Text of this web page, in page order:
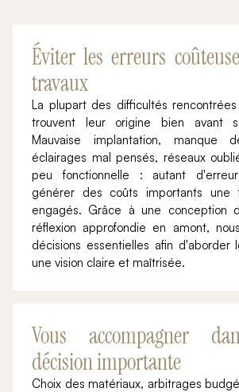
Éviter les erreurs
travaux
La plupart des difficultés
trouvent leur origine bien avant
Mauvaise implantation, manque
éclairages mal pensés, réseaux
peu fonctionnelle : autant
générer des coûts importants une
engagés. Grâce à une conception
réflexion approfondie en amont,
décisions essentielles afin d'aborder
une vision claire et maîtrisée.
Vous accompagner
décision importante
Choix des matériaux, arbitrages